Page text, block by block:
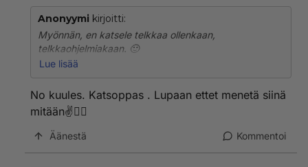
Anonyymi kirjoitti:
Myönnän, en katsele telkkaa ollenkaan,
telkkaohjelmiakaan. 🙂
alkuhuumassa, kännissä tai työttöminä tai
vastuuttomina töistä eläke tms. helpotus, ne jaksaa
villiintyä ja olla reippaita.
Lue lisää
No kuules. Katsoppas . Lupaan ettet menetä siinä
mitään✌🤷‍♀️
Äänestä Kommentoi